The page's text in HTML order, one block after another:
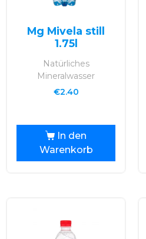
Mg Mivela still
1.75l
Natürliches
Mineralwasser
€2.40
In den
Warenkorb